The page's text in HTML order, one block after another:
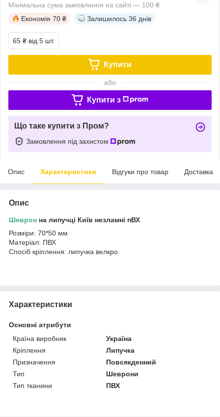
Мінімальна сума замовлення на сайті — 100 ₴
Економія 70 ₴ Залишилось 36 днів
65 ₴ від 5 шт.
Купити
або
Купити з
Що таке купити з Пром?
Замовлення під захистом
Опис Характеристики Відгуки про товар Доставка
Опис
Шеврон на липучці Київ незламні пВХ
Розміри: 70*50 мм
Матеріал: ПВХ
Спосіб кріплення: липучка велкро
Характеристики
Основні атрибути
Країна виробник
Україна
Кріплення
Липучка
Призначення
Повсякденний
Тип
Шеврони
Тип тканини
ПВХ